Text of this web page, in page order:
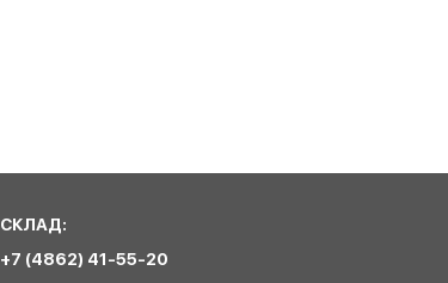
СКЛАД:
+7 (4862) 41-55-20